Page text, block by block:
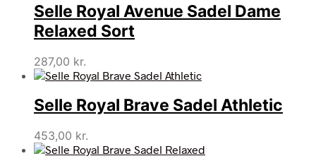
var:
329,00 kr..
er:
297,00 kr..
Selle Royal Avenue Sadel Dame
Relaxed Sort
287,00 kr.
Selle Royal Brave Sadel Athletic
453,00 kr.